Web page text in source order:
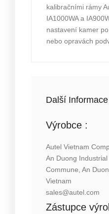
kalibračními rámy
IA1000WA a
nastavení kamer
nebo opravách
Další Informace
Výrobce :
Autel Vietnam
An Duong
Commune, An
Vietnam
sales@autel.com
Zástupce